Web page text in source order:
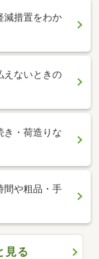
減措置をわか
えないときの
き・荷造りな
間や粗品・手
見る